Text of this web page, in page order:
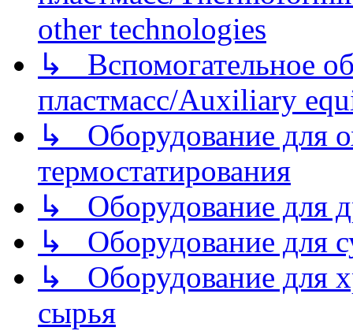
other technologies
↳ Вспомогательное
пластмасс/Auxiliary
↳ Оборудование для
термостатирования
↳ Оборудование для
↳ Оборудование для
↳ Оборудование для
сырья